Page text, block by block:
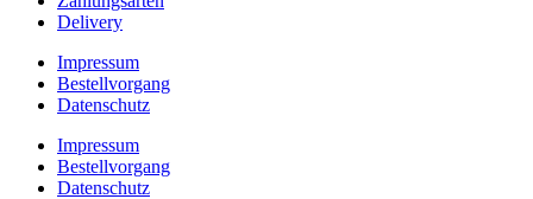
Delivery
Impressum
Bestellvorgang
Datenschutz
Impressum
Bestellvorgang
Datenschutz